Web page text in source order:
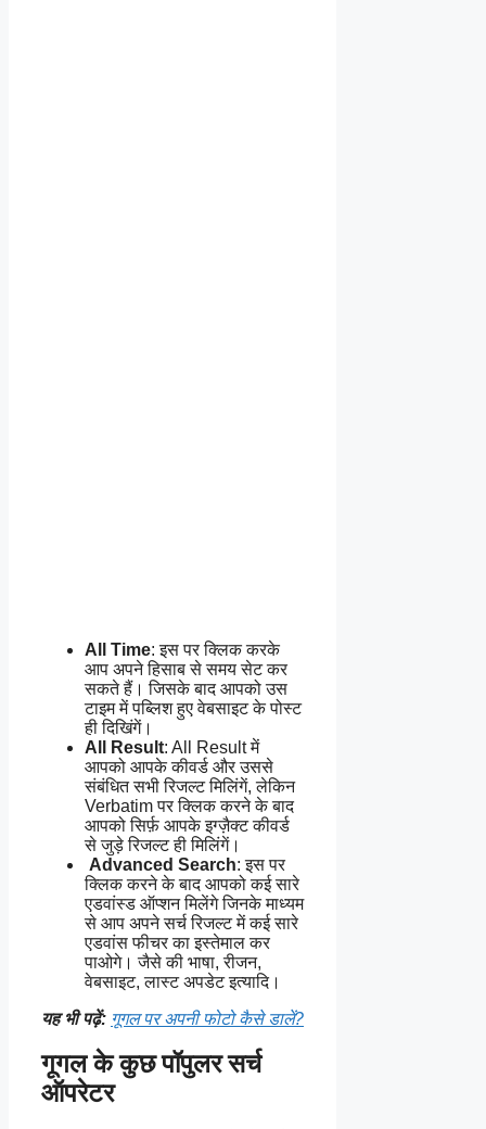
All Time: इस पर क्लिक करके
आप अपने हिसाब से समय सेट कर
सकते हैं। जिसके बाद आपको उस
टाइम में पब्लिश हुए वेबसाइट के पोस्ट
ही दिखिंगें।
All Result: All Result में
आपको आपके कीवर्ड और उससे
संबंधित सभी रिजल्ट मिलिंगें, लेकिन
Verbatim पर क्लिक करने के बाद
आपको सिर्फ़ आपके इग्ज़ैक्ट कीवर्ड
से जुड़े रिजल्ट ही मिलिंगें।
Advanced Search: इस पर
क्लिक करने के बाद आपको कई सारे
एडवांस्ड ऑप्शन मिलेंगे जिनके माध्यम
से आप अपने सर्च रिजल्ट में कई सारे
एडवांस फीचर का इस्तेमाल कर
पाओगे। जैसे की भाषा, रीजन,
वेबसाइट, लास्ट अपडेट इत्यादि।
यह भी पढ़ें: गूगल पर अपनी फोटो कैसे डालें?
गूगल के कुछ पॉपुलर सर्च
ऑपरेटर